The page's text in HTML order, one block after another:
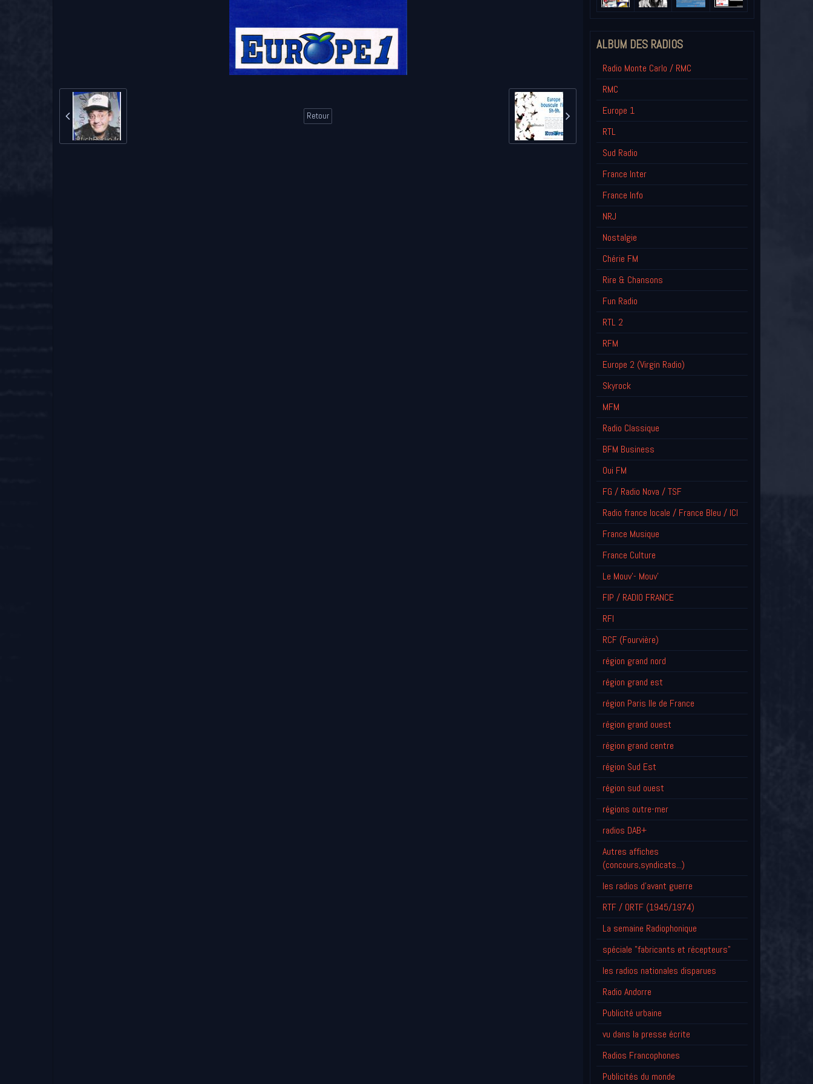
Retour
ALBUM DES RADIOS
Radio Monte Carlo / RMC
RMC
Europe 1
RTL
Sud Radio
France Inter
France Info
NRJ
Nostalgie
Chérie FM
Rire & Chansons
Fun Radio
RTL 2
RFM
Europe 2 (Virgin Radio)
Skyrock
MFM
Radio Classique
BFM Business
Oui FM
FG / Radio Nova / TSF
Radio france locale / France Bleu / ICI
France Musique
France Culture
Le Mouv'- Mouv'
FIP / RADIO FRANCE
RFI
RCF (Fourvière)
région grand nord
région grand est
région Paris Ile de France
région grand ouest
région grand centre
région Sud Est
région sud ouest
régions outre-mer
radios DAB+
Autres affiches
(concours,syndicats...)
les radios d'avant guerre
RTF / ORTF (1945/1974)
La semaine Radiophonique
spéciale "fabricants et récepteurs"
les radios nationales disparues
Radio Andorre
Publicité urbaine
vu dans la presse écrite
Radios Francophones
Publicités du monde